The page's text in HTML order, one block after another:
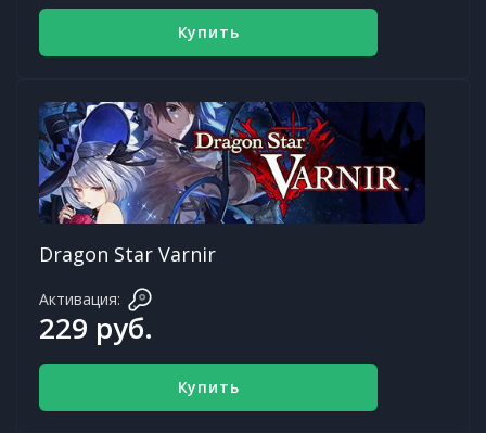
Купить
Dragon Star Varnir
Активация:
229 руб.
Купить